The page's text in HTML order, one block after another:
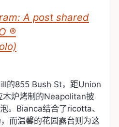
A post shared
®
的855 Bush St，距Union
木炉烤制的Neapolitan披
。Bianca结合了ricotta、
而温馨的花园露台则为这